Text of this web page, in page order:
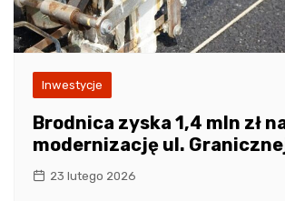
Inwestycje
Brodnica zyska 1,4 mln zł
modernizację ul.
23 lutego 2026